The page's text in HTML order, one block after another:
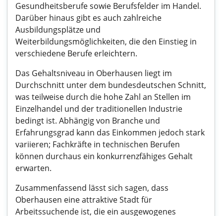
Gesundheitsberufe sowie Berufsfelder im Handel.
Darüber hinaus gibt es auch zahlreiche
Ausbildungsplätze und
Weiterbildungsmöglichkeiten, die den Einstieg in
verschiedene Berufe erleichtern.
Das Gehaltsniveau in Oberhausen liegt im
Durchschnitt unter dem bundesdeutschen Schnitt,
was teilweise durch die hohe Zahl an Stellen im
Einzelhandel und der traditionellen Industrie
bedingt ist. Abhängig von Branche und
Erfahrungsgrad kann das Einkommen jedoch stark
variieren; Fachkräfte in technischen Berufen
können durchaus ein konkurrenzfähiges Gehalt
erwarten.
Zusammenfassend lässt sich sagen, dass
Oberhausen eine attraktive Stadt für
Arbeitssuchende ist, die ein ausgewogenes